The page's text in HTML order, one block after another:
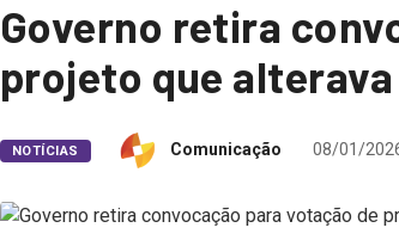
Governo retira
projeto que
NOTÍCIAS Comunicação 08/01/